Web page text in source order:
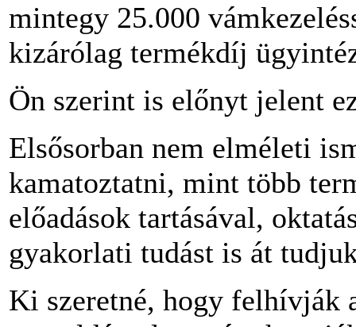
mintegy 25.000
kizárólag termékdíj
Ön szerint is előnyt jelent
Elsősorban nem elméleti
kamatoztatni, mint több
előadások tartásával,
gyakorlati tudást is át
Ki szeretné, hogy felhívják